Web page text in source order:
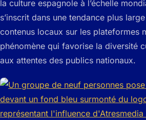
la culture espagnole à l’échelle
s’inscrit dans une tendance plus
contenus locaux sur les plateformes
phénomène qui favorise la diversité
aux attentes des publics nationaux.